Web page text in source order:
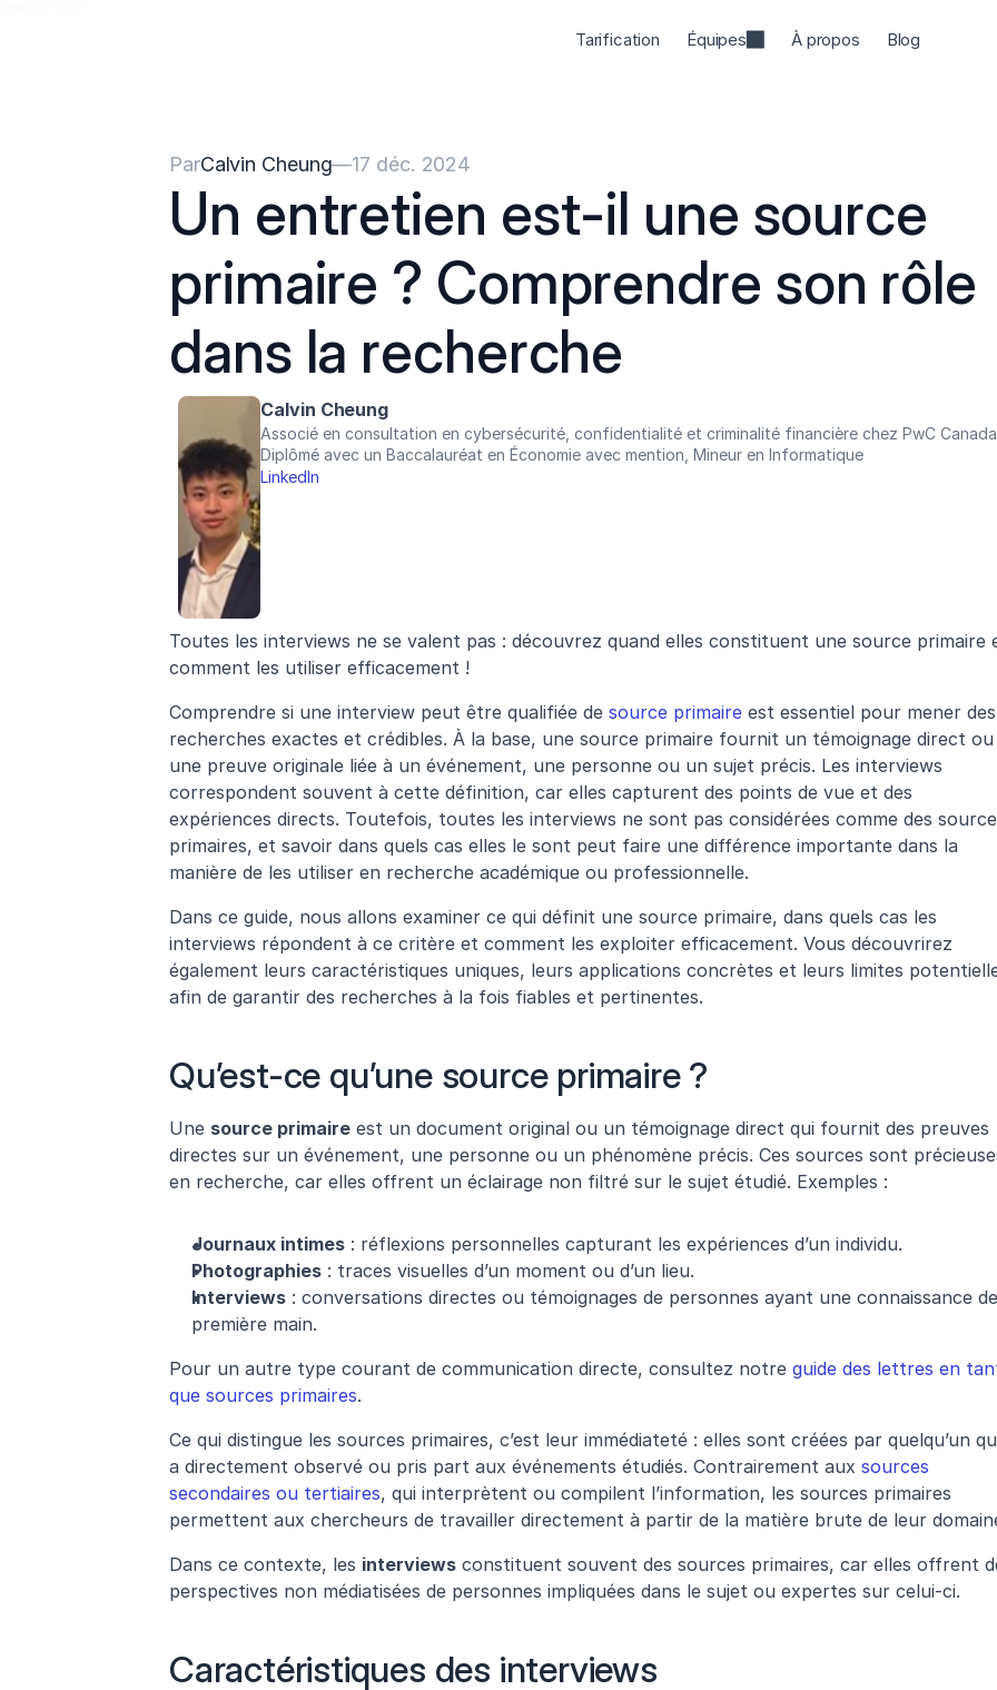
Tarification Équipes À propos Blog
ParCalvin Cheung—17 déc. 2024
Un entretien est-il une source
primaire ? Comprendre son rôle
dans la recherche
Calvin Cheung
Associé en consultation en cybersécurité, confidentialité et criminalité financière chez PwC Canada
Diplômé avec un Baccalauréat en Économie avec mention, Mineur en Informatique
LinkedIn
Toutes les interviews ne se valent pas : découvrez quand elles constituent une source primaire
comment les utiliser efficacement !
Comprendre si une interview peut être qualifiée de source primaire est essentiel pour mener des
recherches exactes et crédibles. À la base, une source primaire fournit un témoignage direct ou
une preuve originale liée à un événement, une personne ou un sujet précis. Les interviews
correspondent souvent à cette définition, car elles capturent des points de vue et des
expériences directs. Toutefois, toutes les interviews ne sont pas considérées comme des
primaires, et savoir dans quels cas elles le sont peut faire une différence importante dans la
manière de les utiliser en recherche académique ou professionnelle.
Dans ce guide, nous allons examiner ce qui définit une source primaire, dans quels cas les
interviews répondent à ce critère et comment les exploiter efficacement. Vous découvrirez
également leurs caractéristiques uniques, leurs applications concrètes et leurs limites
afin de garantir des recherches à la fois fiables et pertinentes.
Qu’est-ce qu’une source primaire ?
Une source primaire est un document original ou un témoignage direct qui fournit des preuves
directes sur un événement, une personne ou un phénomène précis. Ces sources sont
en recherche, car elles offrent un éclairage non filtré sur le sujet étudié. Exemples :
Journaux intimes : réflexions personnelles capturant les expériences d’un individu.
Photographies : traces visuelles d’un moment ou d’un lieu.
Interviews : conversations directes ou témoignages de personnes ayant une connaissance de
première main.
Pour un autre type courant de communication directe, consultez notre guide des lettres en
que sources primaires.
Ce qui distingue les sources primaires, c’est leur immédiateté : elles sont créées par quelqu’un
a directement observé ou pris part aux événements étudiés. Contrairement aux sources
secondaires ou tertiaires, qui interprètent ou compilent l’information, les sources primaires
permettent aux chercheurs de travailler directement à partir de la matière brute de leur
Dans ce contexte, les interviews constituent souvent des sources primaires, car elles offrent
perspectives non médiatisées de personnes impliquées dans le sujet ou expertes sur celui-ci.
Caractéristiques des interviews